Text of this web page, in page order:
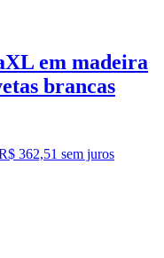
em madeira
brancas
362,51 sem juros